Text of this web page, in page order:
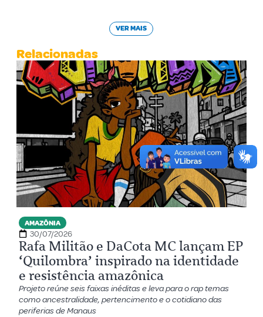
VER MAIS
Relacionadas
AMAZÔNIA
30/07/2026
Rafa Militão e DaCota MC lançam EP
‘Quilombra’ inspirado na identidade
e resistência amazônica
Projeto reúne seis faixas inéditas e leva para o rap temas
como ancestralidade, pertencimento e o cotidiano das
periferias de Manaus